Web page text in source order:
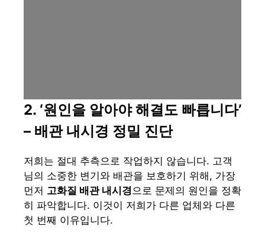
2. ‘원인을 알아야 해결도 빠릅니다’
– 배관 내시경 정밀 진단
저희는 절대 추측으로 작업하지 않습니다. 고객
님의 소중한 변기와 배관을 보호하기 위해, 가장
먼저 고화질 배관 내시경 으로 문제의 원인을 정확
히 파악합니다. 이것이 저희가 다른 업체와 다른
첫 번째 이유입니다.